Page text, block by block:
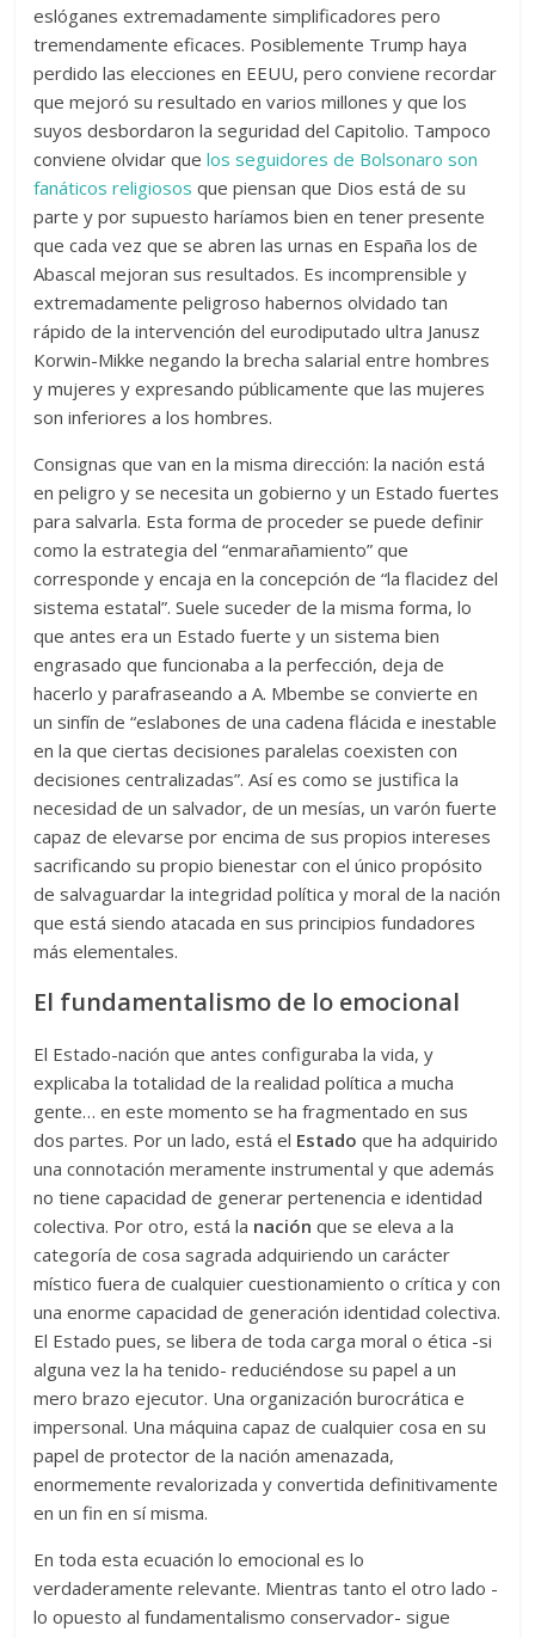
eslóganes extremadamente simplificadores pero
tremendamente eficaces. Posiblemente Trump haya
perdido las elecciones en EEUU, pero conviene recordar
que mejoró su resultado en varios millones y que los
suyos desbordaron la seguridad del Capitolio. Tampoco
conviene olvidar quelos seguidores de Bolsonaro son
fanáticos religiosos que piensan que Dios está de su
parte y por supuesto haríamos bien en tener presente
que cada vez que se abren las urnas en España los de
Abascal mejoran sus resultados. Es incomprensible y
extremadamente peligroso habernos olvidado tan
rápido de la intervención del eurodiputado ultra Janusz
Korwin-Mikke negando la brecha salarial entre hombres
y mujeres y expresando públicamente que las mujeres
son inferiores a los hombres.
Consignas que van en la misma dirección: la nación está
en peligro y se necesita un gobierno y un Estado fuertes
para salvarla. Esta forma de proceder se puede definir
como la estrategia del “enmarañamiento” que
corresponde y encaja en la concepción de “la flacidez del
sistema estatal”. Suele suceder de la misma forma, lo
que antes era un Estado fuerte y un sistema bien
engrasado que funcionaba a la perfección, deja de
hacerlo y parafraseando a A. Mbembe se convierte en
un sinfín de “eslabones de una cadena flácida e inestable
en la que ciertas decisiones paralelas coexisten con
decisiones centralizadas”. Así es como se justifica la
necesidad de un salvador, de un mesías, un varón fuerte
capaz de elevarse por encima de sus propios intereses
sacrificando su propio bienestar con el único propósito
de salvaguardar la integridad política y moral de la nación
que está siendo atacada en sus principios fundadores
más elementales.
El fundamentalismo de lo emocional
El Estado-nación que antes configuraba la vida, y
explicaba la totalidad de la realidad política a mucha
gente… en este momento se ha fragmentado en sus
dos partes. Por un lado, está el Estado que ha adquirido
una connotación meramente instrumental y que además
no tiene capacidad de generar pertenencia e identidad
colectiva. Por otro, está la naciónque se eleva a la
categoría de cosa sagrada adquiriendo un carácter
místico fuera de cualquier cuestionamiento o crítica y con
una enorme capacidad de generación identidad colectiva.
El Estado pues, se libera de toda carga moral o ética -si
alguna vez la ha tenido- reduciéndose su papel a un
mero brazo ejecutor. Una organización burocrática e
impersonal. Una máquina capaz de cualquier cosa en su
papel de protector de la nación amenazada,
enormemente revalorizada y convertida definitivamente
en un fin en sí misma.
En toda esta ecuación lo emocional es lo
verdaderamente relevante. Mientras tanto el otro lado -
lo opuesto al fundamentalismo conservador- sigue